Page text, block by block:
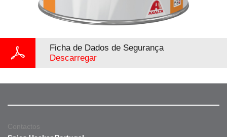
Ficha de Dados de Segurança
Descarregar
Contactos